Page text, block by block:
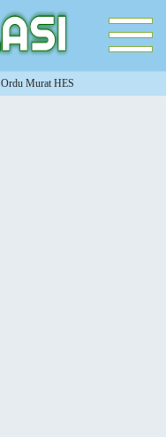
Ordu Murat HES